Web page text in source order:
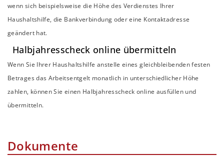
wenn sich beispielsweise die Höhe des Verdienstes Ihrer
Haushaltshilfe, die Bankverbindung oder eine Kontaktadresse
geändert hat.
Halbjahresscheck online übermitteln
Wenn Sie Ihrer Haushaltshilfe anstelle eines gleichbleibenden festen
Betrages das Arbeitsentgelt monatlich in unterschiedlicher Höhe
zahlen, können Sie einen Halbjahresscheck online ausfüllen und
übermitteln.
Dokumente